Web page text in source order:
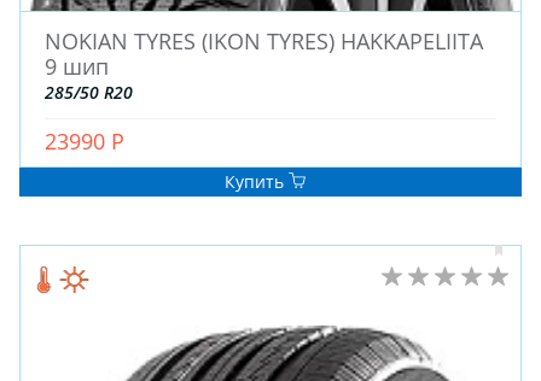
ЗИМНИЕ
ЛИТЫЕ
NOKIAN TYRES (IKON TYRES) HAKKAPELIITA
9 шип
285/50 R20
23990 Р
Купить